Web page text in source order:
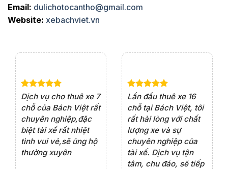
Email: dulichotocantho@gmail.com
Website: xebachviet.vn
Dịch vụ cho thuê xe 7
chỗ của Bách Việt rất
chuyên nghiệp,đặc
biệt tài xế rất nhiệt
tình vui vẻ,sẽ ủng hộ
thường xuyên
Lần đầu thuê xe 16
chỗ tại Bách Việt, tôi
rất hài lòng với chất
lượng xe và sự
chuyên nghiệp của
tài xế. Dịch vụ tận
tâm, chu đáo, sẽ tiếp